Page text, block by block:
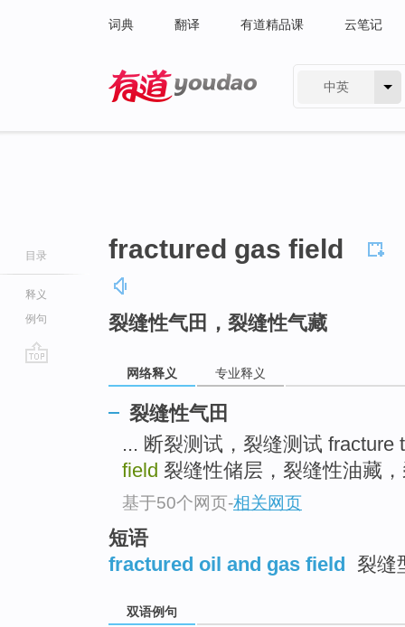
词典 翻译 有道精品课 云笔记
中英
目录
释义
例句
fractured gas field
裂缝性气田，裂缝性气藏
网络释义 专业释义
裂缝性气田
... 断裂测试，裂缝测试 fracture
field 裂缝性储层，裂缝性油藏
基于50个网页-相关网页
短语
fractured oil and gas field 裂缝
双语例句